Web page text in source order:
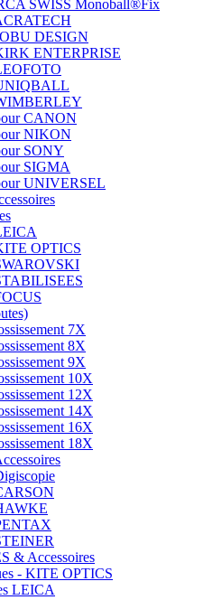
SWISS Monoball®Fix
DESIGN
ENTERPRISE
CANON
NIKON
SONY
SIGMA
UNIVERSEL
OPTICS
7X
8X
9X
10X
12X
14X
16X
18X
& Accessoires
- KITE OPTICS
LEICA